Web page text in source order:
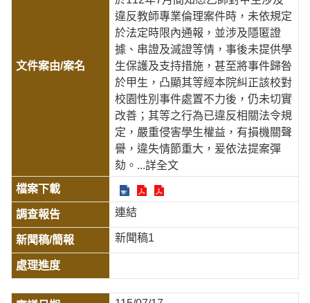
違反教師專業倫理案件時，未依規定
於法定時限內通報，並涉及隱匿證
據、串證及滅證等情，事後未提供學
生保護及支持措施，甚至將事件歸咎
於甲生，凸顯其等經本院糾正該校對
校園性別事件處置不力後，仍未切實
改善；其等之行為已違反相關法令規
定，嚴重侵害學生權益，有損機關聲
譽，違失情節重大，爰依法提案彈
劾。 ...詳全文
連結
新聞稿1